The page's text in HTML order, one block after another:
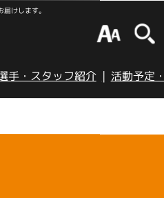
けします。
手・スタッフ紹介 活動予定